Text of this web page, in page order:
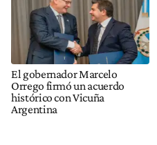
El gobernador Marcelo
Orrego firmó un acuerdo
histórico con Vicuña
Argentina